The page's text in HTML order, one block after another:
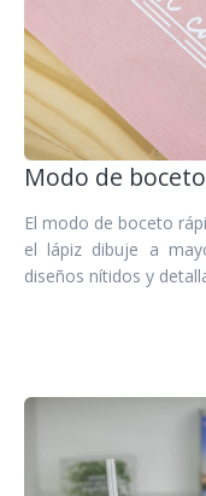
Modo de
El modo de boceto
el lápiz dibuje a
diseños nítidos y